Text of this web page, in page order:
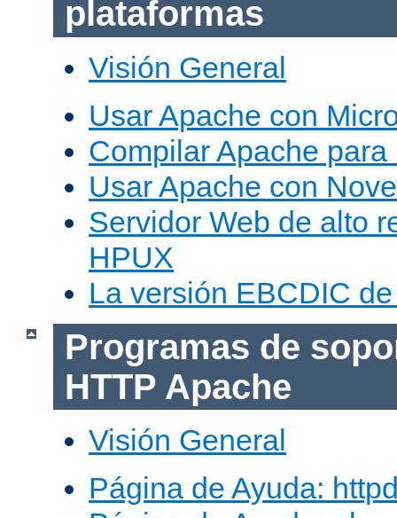
plataformas
Visión General
Usar Apache con
Compilar Apache
Usar Apache con
Servidor Web de alto
HPUX
La versión EBCDIC
Programas de
HTTP Apache
Visión General
Página de Ayuda: